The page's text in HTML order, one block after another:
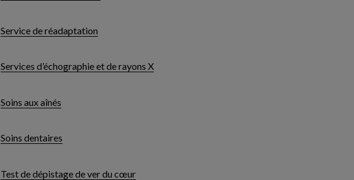
Service de réadaptation
Services d’échographie et de rayons X
Soins aux aînés
Soins dentaires
Test de dépistage de ver du cœur